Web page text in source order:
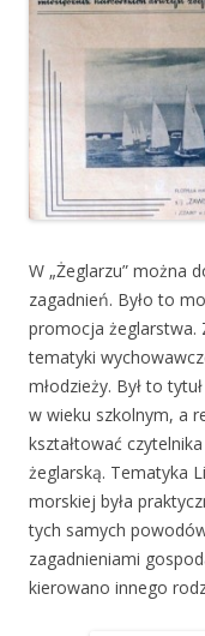
W „Żeglarzu” można
zagadnień. Było to
promocja żeglarstwa.
tematyki
młodzieży. Był to
w wieku szkolnym, a
kształtować
żeglarską. Tematyka
morskiej była
tych samych
zagadnieniami
kierowano innego